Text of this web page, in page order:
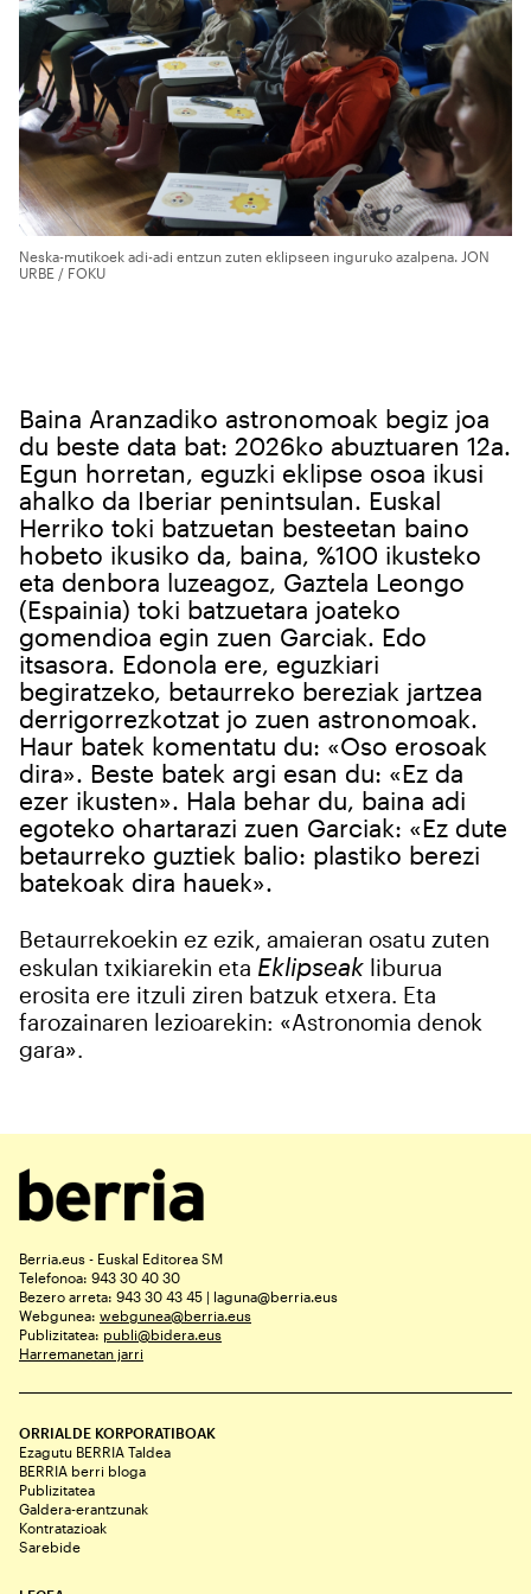
Neska-mutikoek adi-adi entzun zuten eklipseen inguruko azalpena. JON
URBE / FOKU
Baina Aranzadiko astronomoak begiz joa
du beste data bat: 2026ko abuztuaren 12a.
Egun horretan, eguzki eklipse osoa ikusi
ahalko da Iberiar penintsulan. Euskal
Herriko toki batzuetan besteetan baino
hobeto ikusiko da, baina, %100 ikusteko
eta denbora luzeagoz, Gaztela Leongo
(Espainia) toki batzuetara joateko
gomendioa egin zuen Garciak. Edo
itsasora. Edonola ere, eguzkiari
begiratzeko, betaurreko bereziak jartzea
derrigorrezkotzat jo zuen astronomoak.
Haur batek komentatu du: «Oso erosoak
dira». Beste batek argi esan du: «Ez da
ezer ikusten». Hala behar du, baina adi
egoteko ohartarazi zuen Garciak: «Ez dute
betaurreko guztiek balio: plastiko berezi
batekoak dira hauek».
Betaurrekoekin ez ezik, amaieran osatu zuten
eskulan txikiarekin eta Eklipseak liburua
erosita ere itzuli ziren batzuk etxera. Eta
farozainaren lezioarekin: «Astronomia denok
gara».
Berria.eus - Euskal Editorea SM
Telefonoa: 943 30 40 30
Bezero arreta: 943 30 43 45 | laguna@berria.eus
Webgunea: webgunea@berria.eus
Publizitatea: publi@bidera.eus
Harremanetan jarri
ORRIALDE KORPORATIBOAK
Ezagutu BERRIA Taldea
BERRIA berri bloga
Publizitatea
Galdera-erantzunak
Kontratazioak
Sarebide